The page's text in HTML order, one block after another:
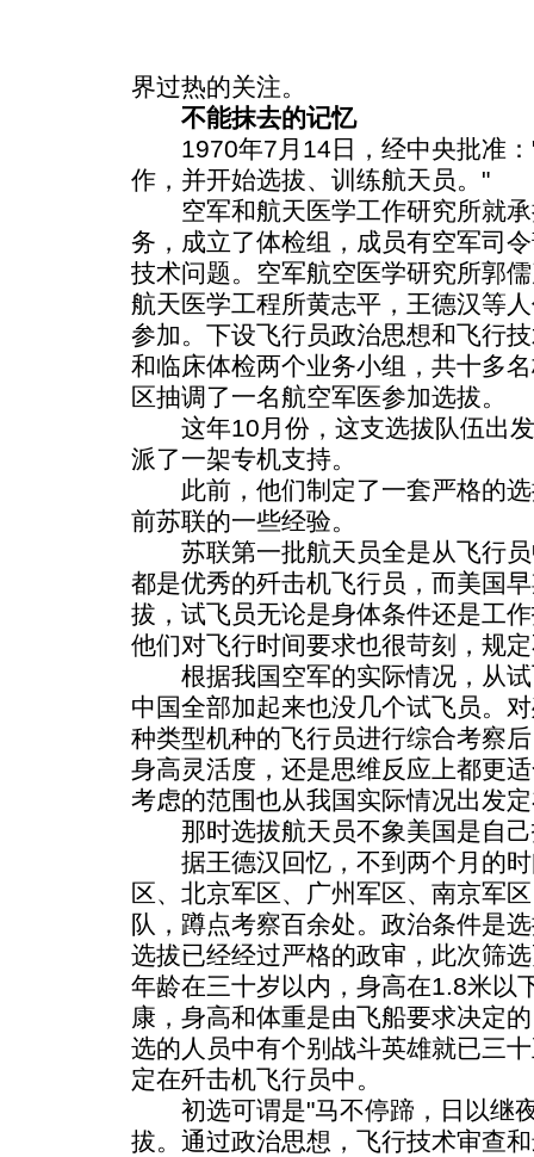
界过热的关注。
不能抹去的记忆
1970年7月14日，经中央批准：
作，并开始选拔、训练航天员。"
空军和航天医学工作研究所就承
务，成立了体检组，成员有空军司
技术问题。空军航空医学研究所郭
航天医学工程所黄志平，王德汉等
参加。下设飞行员政治思想和飞行
和临床体检两个业务小组，共十多
区抽调了一名航空军医参加选拔。
这年10月份，这支选拔队伍出发
派了一架专机支持。
此前，他们制定了一套严格的选
前苏联的一些经验。
苏联第一批航天员全是从飞行员
都是优秀的歼击机飞行员，而美国
拔，试飞员无论是身体条件还是工
他们对飞行时间要求也很苛刻，规
根据我国空军的实际情况，从试
中国全部加起来也没几个试飞员。
种类型机种的飞行员进行综合考察
身高灵活度，还是思维反应上都更
考虑的范围也从我国实际情况出发
那时选拔航天员不象美国是自己
据王德汉回忆，不到两个月的时
区、北京军区、广州军区、南京军
队，蹲点考察百余处。政治条件是
选拔已经经过严格的政审，此次筛
年龄在三十岁以内，身高在1.8米以
康，身高和体重是由飞船要求决定
选的人员中有个别战斗英雄就已三
定在歼击机飞行员中。
初选可谓是"马不停蹄，日以继
拔。通过政治思想，飞行技术审查